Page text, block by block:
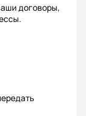
договоры,